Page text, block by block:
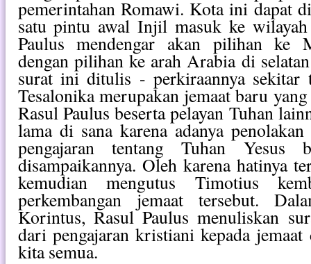
pemerintahan Romawi. Kota ini dapat
satu pintu awal Injil masuk ke wilayah
Paulus mendengar akan pilihan ke
dengan pilihan ke arah Arabia di
surat ini ditulis - perkiraannya
Tesalonika merupakan jemaat baru
Rasul Paulus beserta pelayan Tuhan
lama di sana karena adanya
pengajaran tentang Tuhan Yesus
disampaikannya. Oleh karena hatinya
kemudian mengutus Timotius
perkembangan jemaat tersebut.
Korintus, Rasul Paulus menuliskan
dari pengajaran kristiani kepada
kita semua.